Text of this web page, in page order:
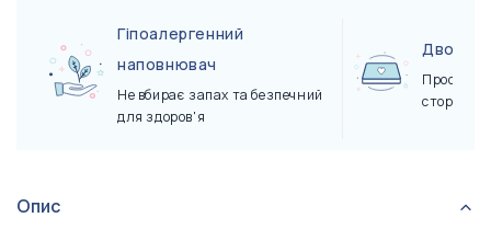
Гіпоалергенний
наповнювач
Не вбирає запах та безпечний
для здоров'я
Просто
сторону
Опис